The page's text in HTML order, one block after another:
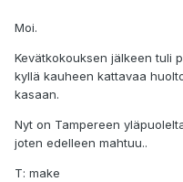
Moi.
Kevätkokouksen jälkeen tuli
kyllä kauheen kattavaa
kasaan.
Nyt on Tampereen
joten edelleen mahtuu..
T: make